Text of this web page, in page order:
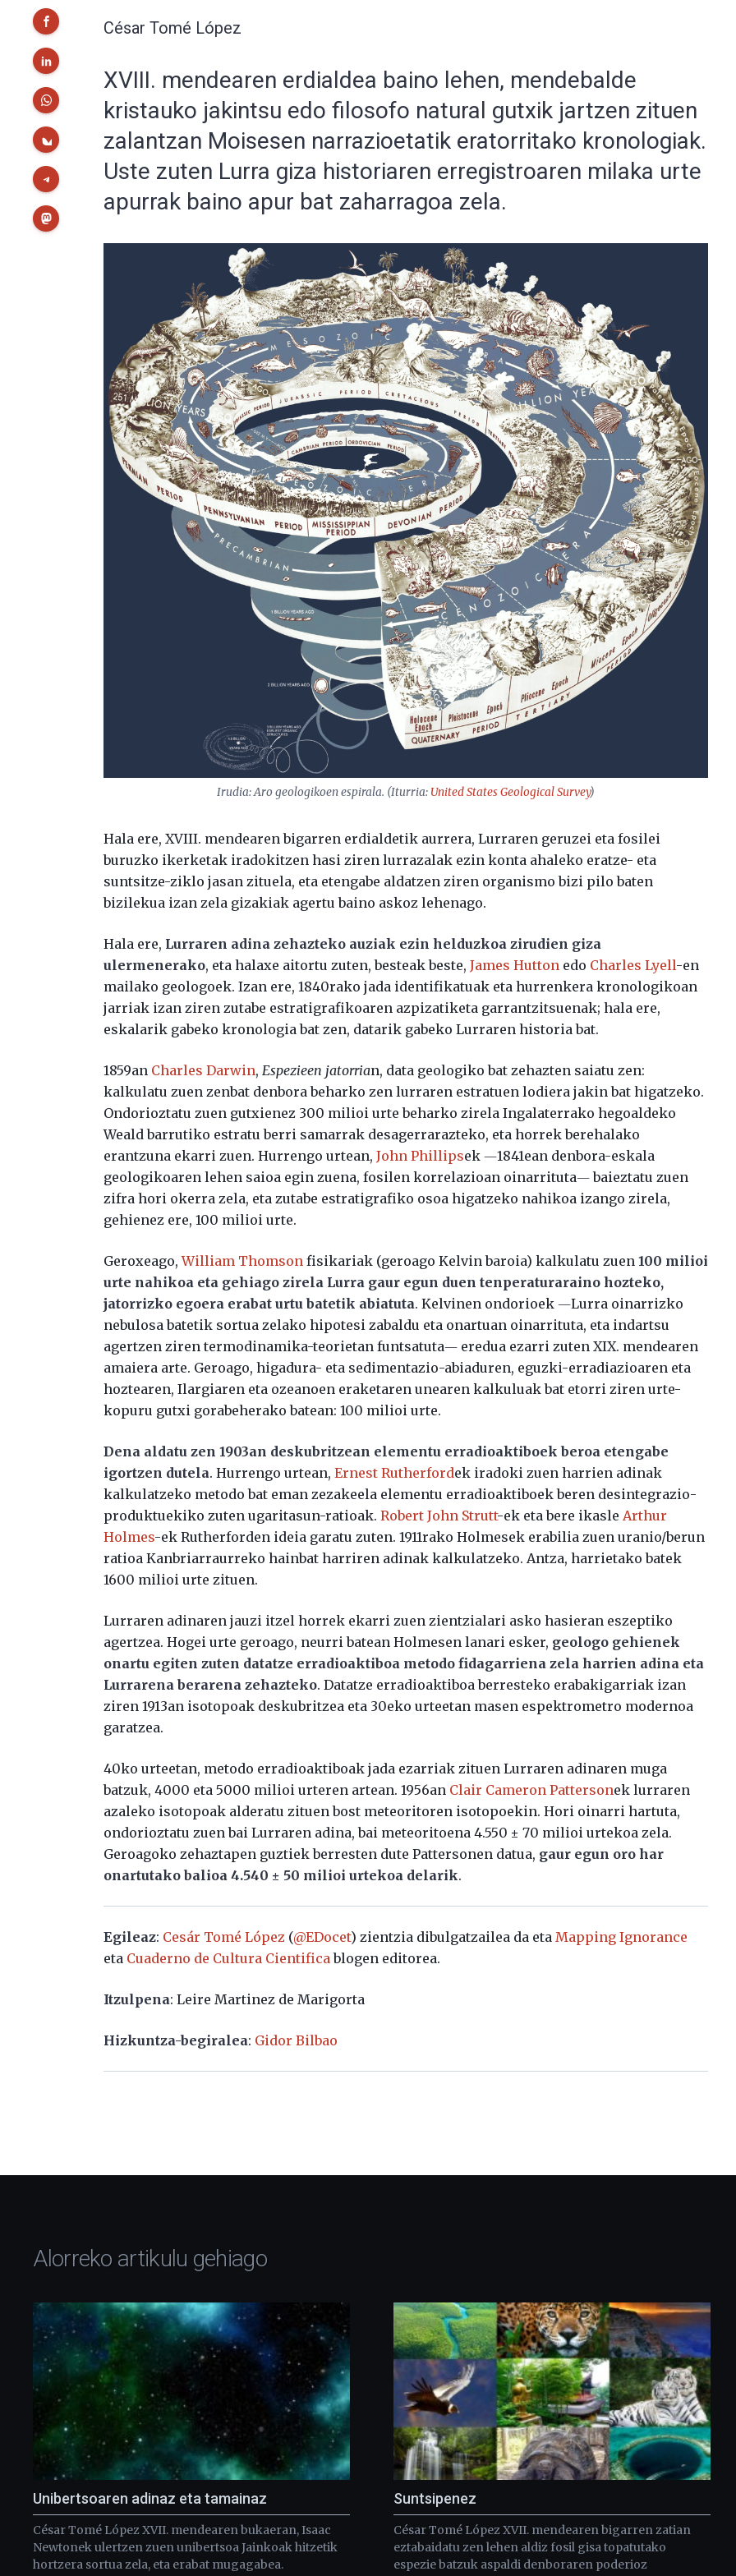
César Tomé López
XVIII. mendearen erdialdea baino lehen, mendebalde
kristauko jakintsu edo filosofo natural gutxik jartzen zituen
zalantzan Moisesen narrazioetatik eratorritako kronologiak.
Uste zuten Lurra giza historiaren erregistroaren milaka urte
apurrak baino apur bat zaharragoa zela.
Irudia: Aro geologikoen espirala. (Iturria: United States Geological Survey)
Hala ere, XVIII. mendearen bigarren erdialdetik aurrera, Lurraren geruzei eta fosilei
buruzko ikerketak iradokitzen hasi ziren lurrazalak ezin konta ahaleko eratze- eta
suntsitze-ziklo jasan zituela, eta etengabe aldatzen ziren organismo bizi pilo baten
bizilekua izan zela gizakiak agertu baino askoz lehenago.
Hala ere, Lurraren adina zehazteko auziak ezin helduzkoa zirudien giza
ulermenerako, eta halaxe aitortu zuten, besteak beste,James Hutton edo Charles Lyell-en
mailako geologoek. Izan ere, 1840rako jada identifikatuak eta hurrenkera kronologikoan
jarriak izan ziren zutabe estratigrafikoaren azpizatiketa garrantzitsuenak; hala ere,
eskalarik gabeko kronologia bat zen, datarik gabeko Lurraren historia bat.
1859an Charles Darwin,Espezieen jatorrian, data geologiko bat zehazten saiatu zen:
kalkulatu zuen zenbat denbora beharko zen lurraren estratuen lodiera jakin bat higatzeko.
Ondorioztatu zuen gutxienez 300 milioi urte beharko zirela Ingalaterrako hegoaldeko
Weald barrutiko estratu berri samarrak desagerrarazteko, eta horrek berehalako
erantzuna ekarri zuen. Hurrengo urtean,John Phillipsek ―1841ean denbora-eskala
geologikoaren lehen saioa egin zuena, fosilen korrelazioan oinarrituta― baieztatu zuen
zifra hori okerra zela, eta zutabe estratigrafiko osoa higatzeko nahikoa izango zirela,
gehienez ere, 100 milioi urte.
Geroxeago,William Thomson fisikariak (geroago Kelvin baroia) kalkulatu zuen100 milioi
urte nahikoa eta gehiago zirela Lurra gaur egun duen tenperaturaraino hozteko,
jatorrizko egoera erabat urtu batetik abiatuta. Kelvinen ondorioek ―Lurra oinarrizko
nebulosa batetik sortua zelako hipotesi zabaldu eta onartuan oinarrituta, eta indartsu
agertzen ziren termodinamika-teorietan funtsatuta― eredua ezarri zuten XIX. mendearen
amaiera arte. Geroago, higadura- eta sedimentazio-abiaduren, eguzki-erradiazioaren eta
hoztearen, Ilargiaren eta ozeanoen eraketaren unearen kalkuluak bat etorri ziren urte-
kopuru gutxi gorabeherako batean: 100 milioi urte.
Dena aldatu zen 1903an deskubritzean elementu erradioaktiboek beroa etengabe
igortzen dutela. Hurrengo urtean,Ernest Rutherfordek iradoki zuen harrien adinak
kalkulatzeko metodo bat eman zezakeela elementu erradioaktiboek beren desintegrazio-
produktuekiko zuten ugaritasun-ratioak.Robert John Strutt-ek eta bere ikasleArthur
Holmes-ek Rutherforden ideia garatu zuten. 1911rako Holmesek erabilia zuen uranio/berun
ratioa Kanbriarraurreko hainbat harriren adinak kalkulatzeko. Antza, harrietako batek
1600 milioi urte zituen.
Lurraren adinaren jauzi itzel horrek ekarri zuen zientzialari asko hasieran eszeptiko
agertzea. Hogei urte geroago, neurri batean Holmesen lanari esker, geologo gehienek
onartu egiten zuten datatze erradioaktiboa metodo fidagarriena zela harrien adina eta
Lurrarena berarena zehazteko. Datatze erradioaktiboa berresteko erabakigarriak izan
ziren 1913an isotopoak deskubritzea eta 30eko urteetan masen espektrometro modernoa
garatzea.
40ko urteetan, metodo erradioaktiboak jada ezarriak zituen Lurraren adinaren muga
batzuk, 4000 eta 5000 milioi urteren artean. 1956an Clair Cameron Pattersonek lurraren
azaleko isotopoak alderatu zituen bost meteoritoren isotopoekin. Hori oinarri hartuta,
ondorioztatu zuen bai Lurraren adina, bai meteoritoena 4.550 ± 70 milioi urtekoa zela.
Geroagoko zehaztapen guztiek berresten dute Pattersonen datua, gaur egun oro har
onartutako balioa 4.540 ± 50 milioi urtekoa delarik.
Egileaz: Cesár Tomé López (@EDocet) zientzia dibulgatzailea da etaMapping Ignorance
eta Cuaderno de Cultura Cientificablogen editorea.
Itzulpena: Leire Martinez de Marigorta
Hizkuntza-begiralea: Gidor Bilbao
Alorreko artikulu gehiago
Unibertsoaren adinaz eta tamainaz
César Tomé López XVII. mendearen bukaeran, Isaac
Newtonek ulertzen zuen unibertsoa Jainkoak hitzetik
hortzera sortua zela, eta erabat mugagabea.
Suntsipenez
César Tomé López XVII. mendearen bigarren zatian
eztabaidatu zen lehen aldiz fosil gisa topatutako
espezie batzuk aspaldi denboraren poderioz